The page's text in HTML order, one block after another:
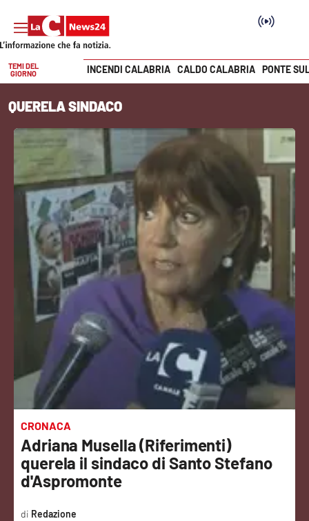
SEZIONI
Cronaca
Politica
Attualità
Economia e lavoro
Italia Mondo
Sanità
Sport
Cultura
Podcast
Meteo
Editoriali
Vai
TEMI DEL
GIORNO
INCENDI CALABRIA CALDO CALABRIA PONTE
QUERELA SINDACO
CRONACA
Adriana Musella (Riferimenti)
querela il sindaco di Santo Stefano
d'Aspromonte
Redazione